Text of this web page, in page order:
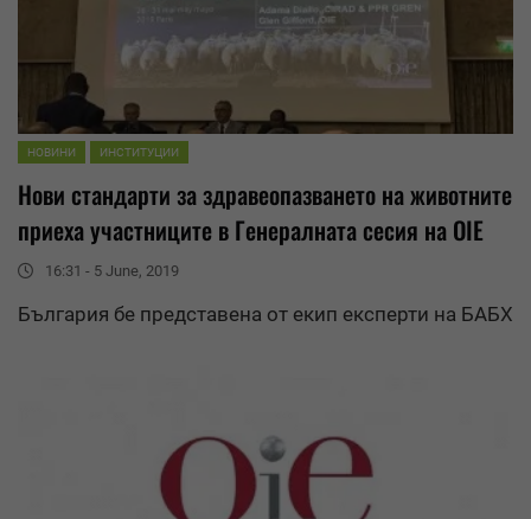
НОВИНИ ИНСТИТУЦИИ
Нови стандарти за здравеопазването на животните
приеха участниците в Генералната сесия на OIE
16:31 - 5 June, 2019
България бе представена от екип експерти на БАБХ